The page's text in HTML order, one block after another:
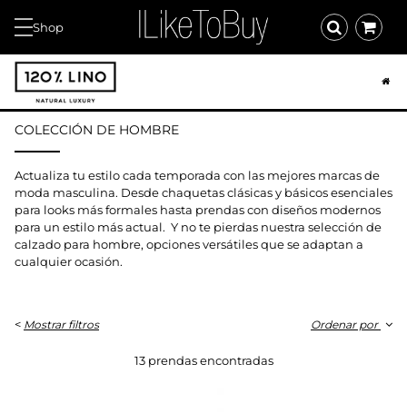
Shop
COLECCIÓN DE HOMBRE
Actualiza tu estilo cada temporada con las mejores marcas de
moda masculina. Desde chaquetas clásicas y básicos esenciales
para looks más formales hasta prendas con diseños modernos
para un estilo más actual. Y no te pierdas nuestra selección de
calzado para hombre, opciones versátiles que se adaptan a
cualquier ocasión.
13 prendas encontradas
Ordenar por
< Mostrar filtros